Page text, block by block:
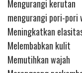
Mengurangi kerutan
mengurangi pori-pori
Meningkatkan
Melembabkan kulit
Memutihkan wajah